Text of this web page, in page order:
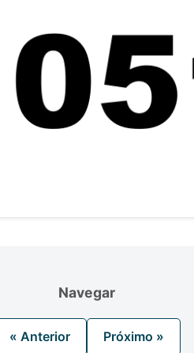
Navegar
« Anterior Próximo »